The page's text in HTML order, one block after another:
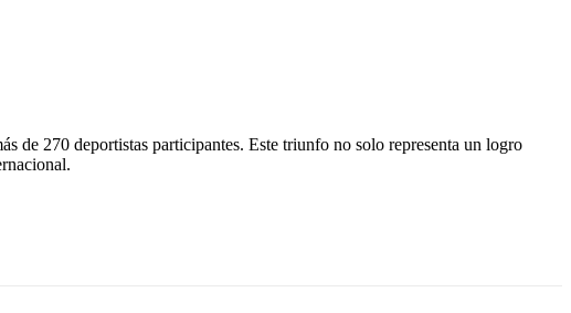
de 270 deportistas participantes. Este triunfo no solo representa un logro